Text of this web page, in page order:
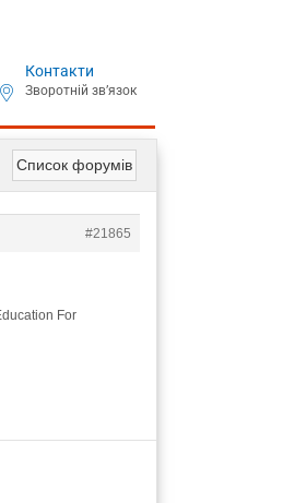
Контакти
Список форумів
#21865
For